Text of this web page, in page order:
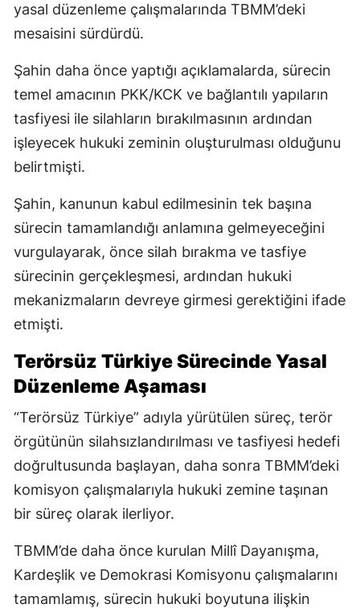
yasal düzenleme çalışmalarında TBMM’deki
mesaisini sürdürdü.
Şahin daha önce yaptığı açıklamalarda, sürecin
temel amacının PKK/KCK ve bağlantılı yapıların
tasfiyesi ile silahların bırakılmasının ardından
işleyecek hukuki zeminin oluşturulması olduğunu
belirtmişti.
Şahin, kanunun kabul edilmesinin tek başına
sürecin tamamlandığı anlamına gelmeyeceğini
vurgulayarak, önce silah bırakma ve tasfiye
sürecinin gerçekleşmesi, ardından hukuki
mekanizmaların devreye girmesi gerektiğini ifade
etmişti.
Terörsüz Türkiye Sürecinde Yasal
Düzenleme Aşaması
“Terörsüz Türkiye” adıyla yürütülen süreç, terör
örgütünün silahsızlandırılması ve tasfiyesi hedefi
doğrultusunda başlayan, daha sonra TBMM’deki
komisyon çalışmalarıyla hukuki zemine taşınan
bir süreç olarak ilerliyor.
TBMM’de daha önce kurulan Millî Dayanışma,
Kardeşlik ve Demokrasi Komisyonu çalışmalarını
tamamlamış, sürecin hukuki boyutuna ilişkin